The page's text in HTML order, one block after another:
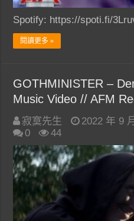
Spotify: https://spoti.fi/
閱讀更多 »
GOTHMINISTER –
Music Video // AFM
寂寞先生 2022 年 9
0
44